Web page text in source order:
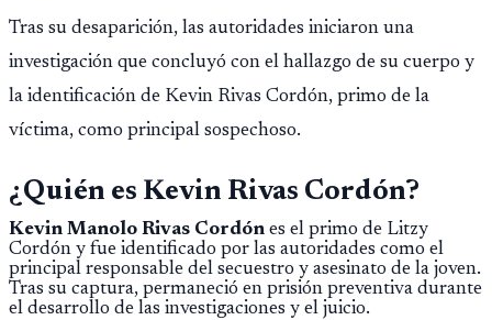
Tras su desaparición, las autoridades iniciaron una
investigación que concluyó con el hallazgo de su cuerpo y
la identificación de Kevin Rivas Cordón, primo de la
víctima, como principal sospechoso.
¿Quién es Kevin Rivas Cordón?
Kevin Manolo Rivas Cordón es el primo de Litzy
Cordón y fue identificado por las autoridades como el
principal responsable del secuestro y asesinato de la joven.
Tras su captura, permaneció en prisión preventiva durante
el desarrollo de las investigaciones y el juicio.